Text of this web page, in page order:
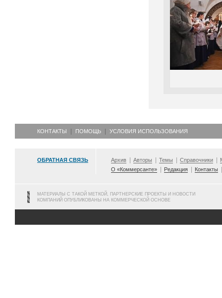
КОНТАКТЫ ПОМОЩЬ УСЛОВИЯ ИСПОЛЬЗОВАНИЯ
ОБРАТНАЯ СВЯЗЬ Архив Авторы Темы Справочники
О «Коммерсанте»
Редакция Контакты
МАТЕРИАЛЫ С ТАКОЙ МЕТКОЙ, ПАРТНЕРСКИЕ ПРОЕКТЫ И НОВОСТИ
КОМПАНИЙ ОПУБЛИКОВАНЫ НА КОММЕРЧЕСКОЙ ОСНОВЕ